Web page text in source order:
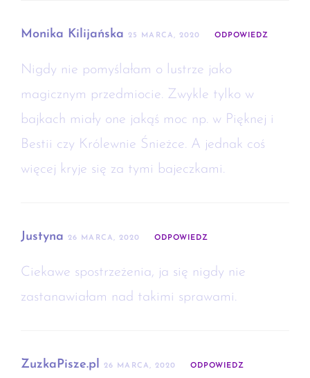
Monika Kilijańska 25 MARCA, 2020 ODPOWIEDZ
Nigdy nie pomyślałam o lustrze jako
magicznym przedmiocie. Zwykle tylko w
bajkach miały one jakąś moc np. w Pięknej i
Bestii czy Królewnie Śnieżce. A jednak coś
więcej kryje się za tymi bajeczkami.
Justyna 26 MARCA, 2020 ODPOWIEDZ
Ciekawe spostrzeżenia, ja się nigdy nie
zastanawiałam nad takimi sprawami.
ZuzkaPisze.pl 26 MARCA, 2020 ODPOWIEDZ